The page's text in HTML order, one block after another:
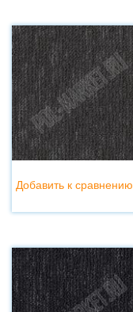
Добавить к сравнению